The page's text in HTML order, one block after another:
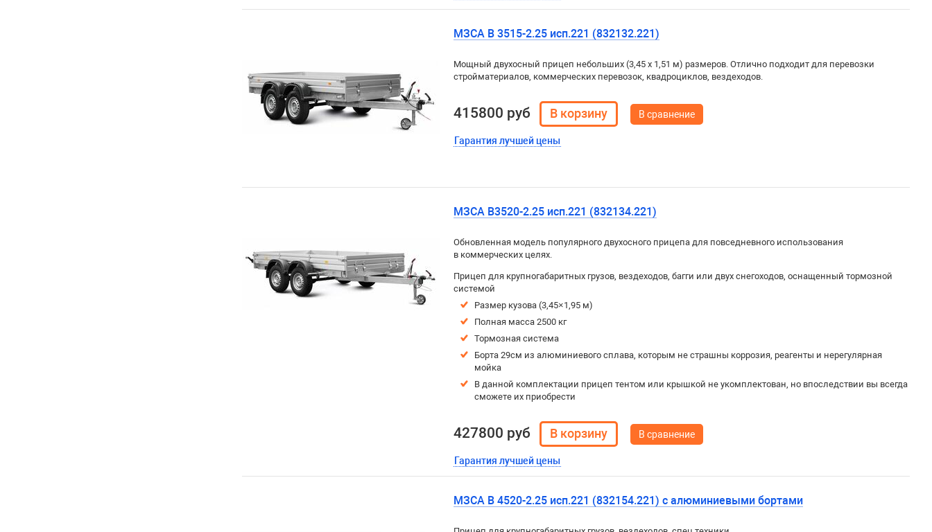
МЗСА B 3515-2.25 исп.221 (832132.221)
Мощный двухосный прицеп небольших (3,45 х 1,51 м) размеров. Отлично подходит для перевозки
стройматериалов, коммерческих перевозок, квадроциклов, вездеходов.
415800 руб
Гарантия лучшей цены
В сравнение
МЗСА B3520-2.25 исп.221 (832134.221)
Обновленная модель популярного двухосного прицепа для повседневного использования
в коммерческих целях.
Прицеп для крупногабаритных грузов, вездеходов, багги или двух снегоходов, оснащенный тормозной
системой
Размер кузова (3,45×1,95 м)
Полная масса 2500 кг
Тормозная система
Борта 29см из алюминиевого сплава, которым не страшны коррозия, реагенты и нерегулярная
мойка
В данной комплектации прицеп тентом или крышкой не укомплектован, но впоследствии вы всегда
сможете их приобрести
427800 руб
Гарантия лучшей цены
В сравнение
МЗСА B 4520-2.25 исп.221 (832154.221) с алюминиевыми бортами